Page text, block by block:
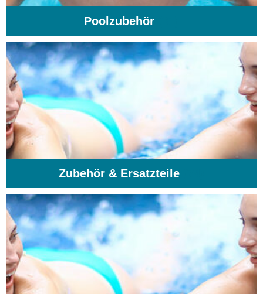
Poolzubehör
Zubehör & Ersatzteile